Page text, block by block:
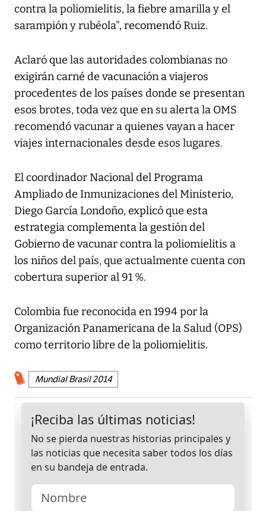
contra la poliomielitis, la fiebre amarilla y el
sarampión y rubéola", recomendó Ruiz.
Aclaró que las autoridades colombianas no
exigirán carné de vacunación a viajeros
procedentes de los países donde se presentan
esos brotes, toda vez que en su alerta la OMS
recomendó vacunar a quienes vayan a hacer
viajes internacionales desde esos lugares.
El coordinador Nacional del Programa
Ampliado de Inmunizaciones del Ministerio,
Diego García Londoño, explicó que esta
estrategia complementa la gestión del
Gobierno de vacunar contra la poliomielitis a
los niños del país, que actualmente cuenta con
cobertura superior al 91 %.
Colombia fue reconocida en 1994 por la
Organización Panamericana de la Salud (OPS)
como territorio libre de la poliomielitis.
Mundial Brasil 2014